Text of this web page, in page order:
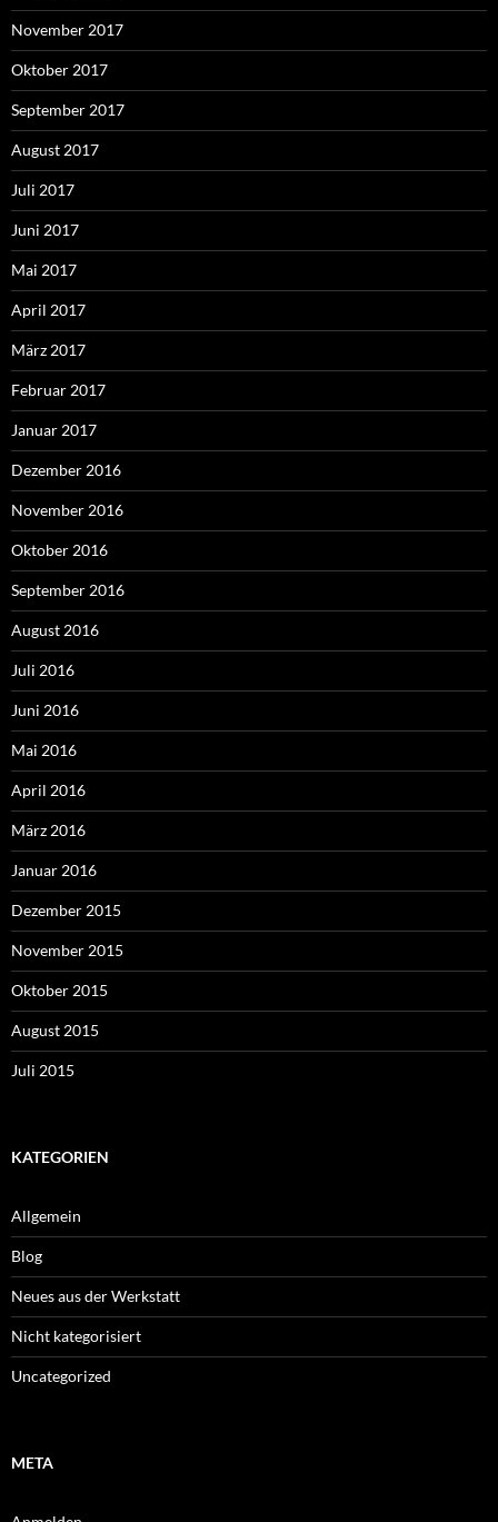
November 2017
Oktober 2017
September 2017
August 2017
Juli 2017
Juni 2017
Mai 2017
April 2017
März 2017
Februar 2017
Januar 2017
Dezember 2016
November 2016
Oktober 2016
September 2016
August 2016
Juli 2016
Juni 2016
Mai 2016
April 2016
März 2016
Januar 2016
Dezember 2015
November 2015
Oktober 2015
August 2015
Juli 2015
KATEGORIEN
Allgemein
Blog
Neues aus der Werkstatt
Nicht kategorisiert
Uncategorized
META